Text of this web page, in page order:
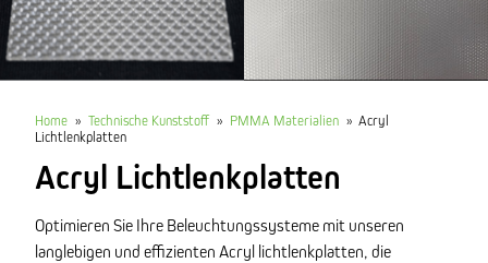
Home » Technische Kunststoff » PMMA Materialien » Acryl
Lichtlenkplatten
Acryl Lichtlenkplatten
Optimieren Sie Ihre Beleuchtungssysteme mit unseren
langlebigen und effizienten Acryl lichtlenkplatten, die